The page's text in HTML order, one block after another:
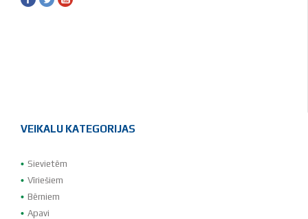
VEIKALU KATEGORIJAS
Sievietēm
Vīriešiem
Bērniem
Apavi